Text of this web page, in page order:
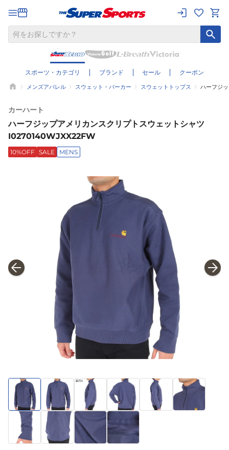
スポーツ・カテゴリ ブランド セール クーポン
メンズアパレル スウェット・パーカー スウェットトップス ハーフジ
カーハート
ハーフジップアメリカンスクリプトスウェットシャツ
I0270140WJXX22FW
10%OFF SALE MENS